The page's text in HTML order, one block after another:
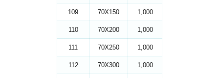
109 70X150 1,000
110 70X200 1,000
111 70X250 1,000
112 70X300 1,000